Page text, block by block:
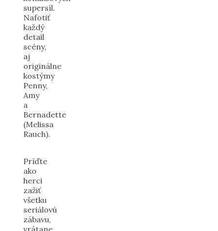
supersíl.
Nafotiť
každý
detail
scény,
aj
originálne
kostýmy
Penny,
Amy
a
Bernadette
(Melissa
Rauch).
Príďte
ako
herci
zažiť
všetku
seriálovú
zábavu,
vrátane